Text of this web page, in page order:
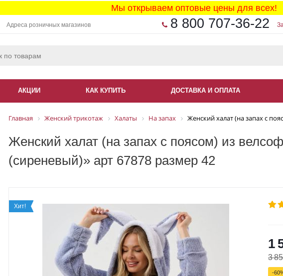
Мы открываем оптовые цены для всех!
Адреса розничных магазинов 8 800 707-36-22
АКЦИИ КАК КУПИТЬ ДОСТАВКА И ОПЛАТА
Главная Женский трикотаж Халаты На запах Женский халат (на запах с
Женский халат (на запах с поясом) из
(сиреневый)» арт 67878 размер 42
Хит!
1
3
-60